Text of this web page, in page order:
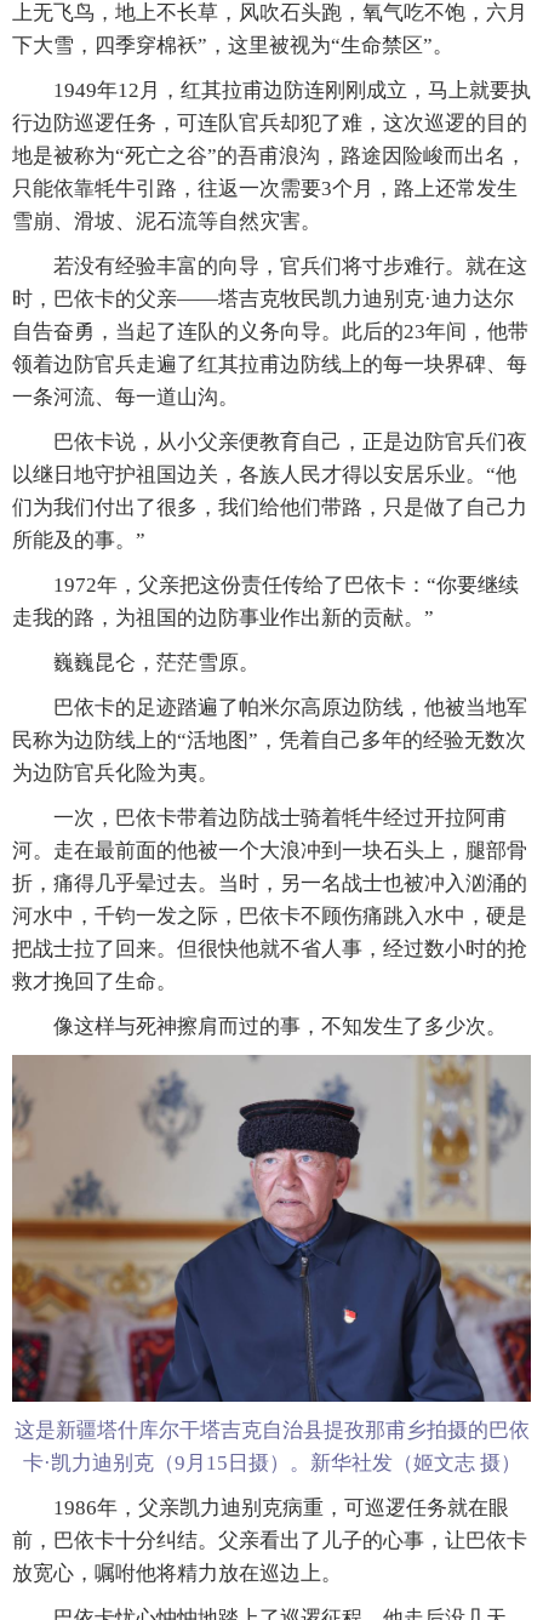
上无飞鸟，地上不长草，风吹石头跑，氧气吃不饱，六月
下大雪，四季穿棉袄”，这里被视为“生命禁区”。
1949年12月，红其拉甫边防连刚刚成立，马上就要执
行边防巡逻任务，可连队官兵却犯了难，这次巡逻的目的
地是被称为“死亡之谷”的吾甫浪沟，路途因险峻而出名，
只能依靠牦牛引路，往返一次需要3个月，路上还常发生
雪崩、滑坡、泥石流等自然灾害。
若没有经验丰富的向导，官兵们将寸步难行。就在这
时，巴依卡的父亲——塔吉克牧民凯力迪别克·迪力达尔
自告奋勇，当起了连队的义务向导。此后的23年间，他带
领着边防官兵走遍了红其拉甫边防线上的每一块界碑、每
一条河流、每一道山沟。
巴依卡说，从小父亲便教育自己，正是边防官兵们夜
以继日地守护祖国边关，各族人民才得以安居乐业。“他
们为我们付出了很多，我们给他们带路，只是做了自己力
所能及的事。”
1972年，父亲把这份责任传给了巴依卡：“你要继续
走我的路，为祖国的边防事业作出新的贡献。”
巍巍昆仑，茫茫雪原。
巴依卡的足迹踏遍了帕米尔高原边防线，他被当地军
民称为边防线上的“活地图”，凭着自己多年的经验无数次
为边防官兵化险为夷。
一次，巴依卡带着边防战士骑着牦牛经过开拉阿甫
河。走在最前面的他被一个大浪冲到一块石头上，腿部骨
折，痛得几乎晕过去。当时，另一名战士也被冲入汹涌的
河水中，千钧一发之际，巴依卡不顾伤痛跳入水中，硬是
把战士拉了回来。但很快他就不省人事，经过数小时的抢
救才挽回了生命。
像这样与死神擦肩而过的事，不知发生了多少次。
这是新疆塔什库尔干塔吉克自治县提孜那甫乡拍摄的巴依
卡·凯力迪别克（9月15日摄）。新华社发（姬文志 摄）
1986年，父亲凯力迪别克病重，可巡逻任务就在眼
前，巴依卡十分纠结。父亲看出了儿子的心事，让巴依卡
放宽心，嘱咐他将精力放在巡边上。